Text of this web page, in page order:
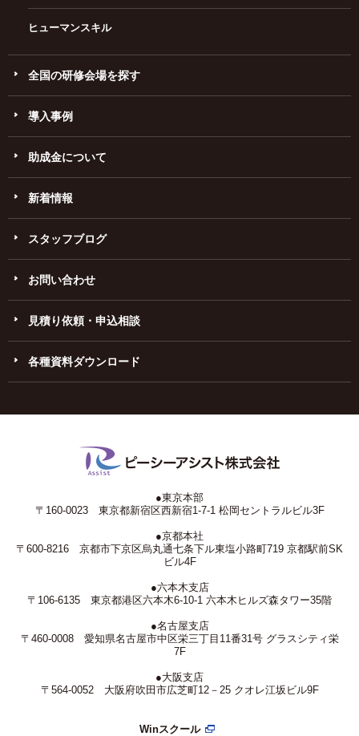
ヒューマンスキル
全国の研修会場を探す
導入事例
助成金について
新着情報
スタッフブログ
お問い合わせ
見積り依頼・申込相談
各種資料ダウンロード
●東京本部
〒160-0023 東京都新宿区西新宿1-7-1 松岡セントラルビル3F
●京都本社
〒600-8216 京都市下京区烏丸通七条下ル東塩小路町719 京都駅前SK
ビル4F
●六本木支店
〒106-6135 東京都港区六本木6-10-1 六本木ヒルズ森タワー35階
●名古屋支店
〒460-0008 愛知県名古屋市中区栄三丁目11番31号 グラスシティ栄
7F
●大阪支店
〒564-0052 大阪府吹田市広芝町12－25 クオレ江坂ビル9F
Winスクール